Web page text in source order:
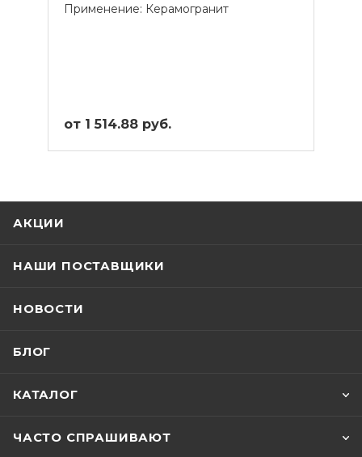
Применение: Керамогранит
от 1 514.88 руб.
АКЦИИ
НАШИ ПОСТАВЩИКИ
НОВОСТИ
БЛОГ
КАТАЛОГ
ЧАСТО СПРАШИВАЮТ